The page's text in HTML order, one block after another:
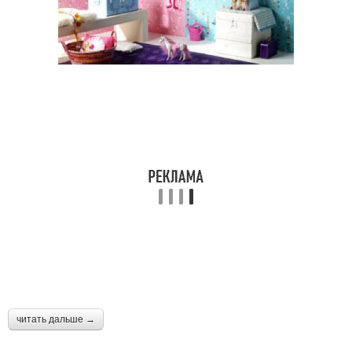
читать дальше →